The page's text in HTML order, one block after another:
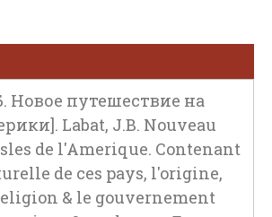
Новое путешествие на
Labat, J.B. Nouveau
de l'Amerique. Сontenant
de ces pays, l'origine,
& le gouvernement